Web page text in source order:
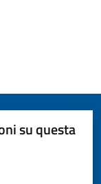
su questa